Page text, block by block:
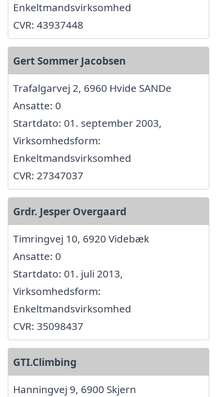
Enkeltmandsvirksomhed
CVR: 43937448
Gert Sommer Jacobsen
Trafalgarvej 2, 6960 Hvide SANDe
Ansatte: 0
Startdato: 01. september 2003,
Virksomhedsform:
Enkeltmandsvirksomhed
CVR: 27347037
Grdr. Jesper Overgaard
Timringvej 10, 6920 Videbæk
Ansatte: 0
Startdato: 01. juli 2013,
Virksomhedsform:
Enkeltmandsvirksomhed
CVR: 35098437
GTI.Climbing
Hanningvej 9, 6900 Skjern